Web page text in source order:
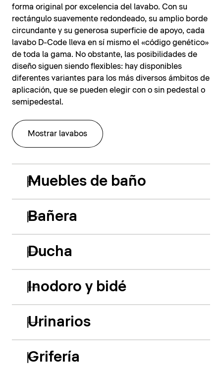
forma original por excelencia del lavabo. Con su
rectángulo suavemente redondeado, su amplio borde
circundante y su generosa superficie de apoyo, cada
lavabo D-Code lleva en sí mismo el «código genético»
de toda la gama. No obstante, las posibilidades de
diseño siguen siendo flexibles: hay disponibles
diferentes variantes para los más diversos ámbitos de
aplicación, que se pueden elegir con o sin pedestal o
semipedestal.
Mostrar lavabos
Muebles de baño
Bañera
Ducha
Inodoro y bidé
Urinarios
Grifería